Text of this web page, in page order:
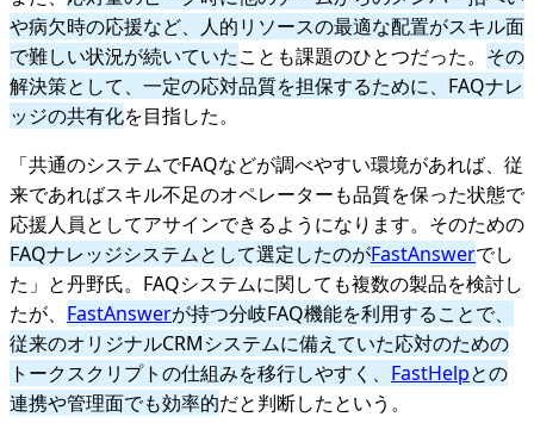
や病欠時の応援など、人的リソースの最適な配置がスキル面
で難しい状況が続いていたことも課題のひとつだった。 その
解決策として、一定の応対品質を担保するために、FAQナレ
ッジの共有化を目指した。
「共通のシステムでFAQなどが調べやすい環境があれば、従
来であればスキル不足のオペレーターも品質を保った状態で
応援人員としてアサインできるようになります。そのための
FAQナレッジシステムとして選定したのがFastAnswerでし
た」と丹野氏。FAQシステムに関しても複数の製品を検討し
たが、 FastAnswerが持つ分岐FAQ機能を利用することで、
従来のオリジナルCRMシステムに備えていた応対のための
トークスクリプトの仕組みを移行しやすく、 FastHelpとの
連携や管理面でも効率的だと判断したという。